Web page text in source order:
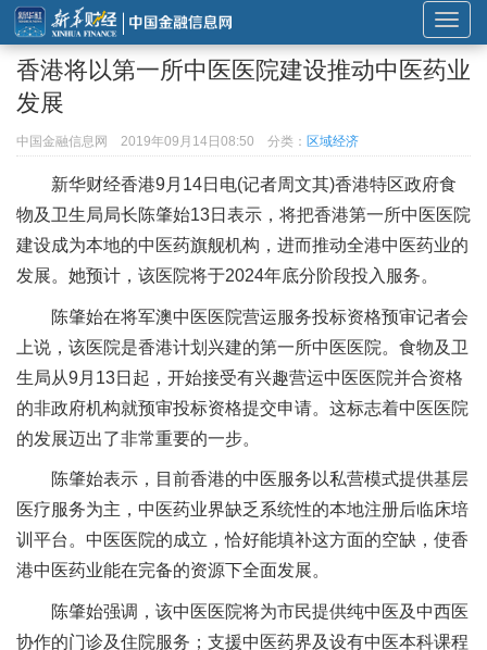
展
开
或
导
航
香港将以第一所中医医院建设推动中医药业
发展
中国金融信息网 2019年09月14日08:50 分类： 区域经济
新华财经香港9月14日电(记者周文其)香港特区政府食
物及卫生局局长陈肇始13日表示，将把香港第一所中医医院
建设成为本地的中医药旗舰机构，进而推动全港中医药业的
发展。她预计，该医院将于2024年底分阶段投入服务。
陈肇始在将军澳中医医院营运服务投标资格预审记者会
上说，该医院是香港计划兴建的第一所中医医院。食物及卫
生局从9月13日起，开始接受有兴趣营运中医医院并合资格
的非政府机构就预审投标资格提交申请。这标志着中医医院
的发展迈出了非常重要的一步。
陈肇始表示，目前香港的中医服务以私营模式提供基层
医疗服务为主，中医药业界缺乏系统性的本地注册后临床培
训平台。中医医院的成立，恰好能填补这方面的空缺，使香
港中医药业能在完备的资源下全面发展。
陈肇始强调，该中医医院将为市民提供纯中医及中西医
协作的门诊及住院服务；支援中医药界及设有中医本科课程